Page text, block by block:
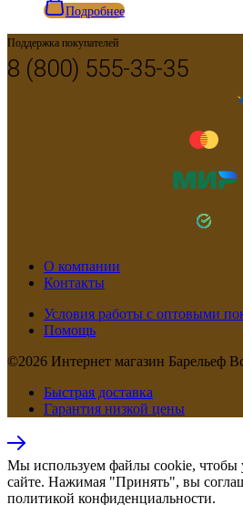
Подробнее
Поддержка покупателей
8 (800) 555-35-35
О компании
Контакты
Условия работы с оптовыми
Помощь
©2026 Интернет магазин Барельеф
Быстрая доставка
Гарантия низкой цены
Мы используем файлы cookie, чтобы
сайте. Нажимая "Принять", вы
политикой конфиденциальности.